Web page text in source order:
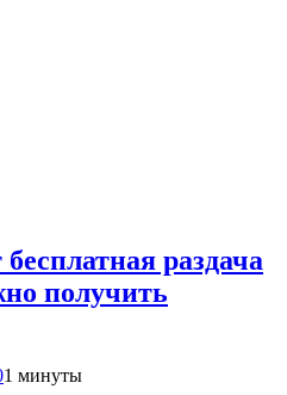
раздача
получить
1 минуты